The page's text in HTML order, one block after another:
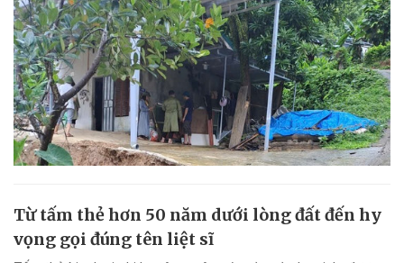
Từ tấm thẻ hơn 50 năm dưới lòng đất đến hy
vọng gọi đúng tên liệt sĩ